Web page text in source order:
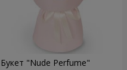
Букет "Nude Perfume"